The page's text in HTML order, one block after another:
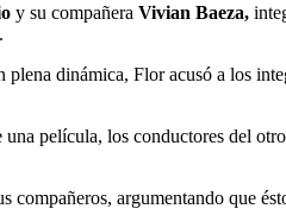
y su compañera Vivian Baeza,
dinámica, Flor acusó a los
película, los conductores del
argumentando que